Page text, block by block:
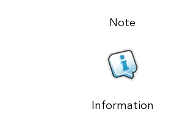
Note
Information